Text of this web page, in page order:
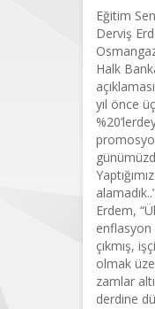
Eğitim
Derviş
Halk
yıl önce
Erdem,
çıkmış,
olmak
zamlar
derdine